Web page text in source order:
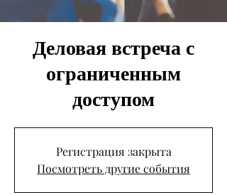
Деловая встреча с
ограниченным
доступом
Регистрация закрыта
Посмотреть другие события